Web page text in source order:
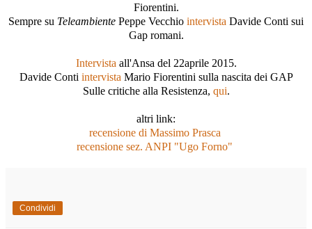
Fiorentini.
Sempre su Teleambiente Peppe Vecchio intervista Davide Conti sui
Gap romani.
Intervista all'Ansa del 22aprile 2015.
Davide Conti intervista Mario Fiorentini sulla nascita dei GAP
Sulle critiche alla Resistenza, qui.
altri link:
recensione di Massimo Prasca
recensione sez. ANPI "Ugo Forno"
Condividi